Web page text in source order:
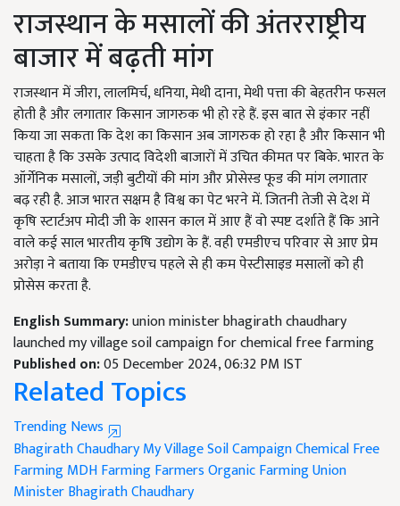
राजस्थान के मसालों की अंतरराष्ट्रीय
बाजार में बढ़ती मांग
राजस्थान में जीरा, लालमिर्च, धनिया, मेथी दाना, मेथी पत्ता की बेहतरीन फसल
होती है और लगातार किसान जागरुक भी हो रहे हैं. इस बात से इंकार नहीं
किया जा सकता कि देश का किसान अब जागरुक हो रहा है और किसान भी
चाहता है कि उसके उत्पाद विदेशी बाजारों में उचित कीमत पर बिके. भारत के
ऑर्गेनिक मसालों, जड़ी बुटीयों की मांग और प्रोसेस्ड फूड की मांग लगातार
बढ़ रही है. आज भारत सक्षम है विश्व का पेट भरने में. जितनी तेजी से देश में
कृषि स्टार्टअप मोदी जी के शासन काल में आए हैं वो स्पष्ट दर्शाते हैं कि आने
वाले कई साल भारतीय कृषि उद्योग के हैं. वही एमडीएच परिवार से आए प्रेम
अरोड़ा ने बताया कि एमडीएच पहले से ही कम पेस्टीसाइड मसालों को ही
प्रोसेस करता है.
English Summary:union minister bhagirath chaudhary
launched my village soil campaign for chemical free farming
Published on:05 December 2024, 06:32 PM IST
Related Topics
Trending News
Bhagirath ChaudharyMy Village Soil CampaignChemical Free
FarmingMDHFarmingFarmersOrganic FarmingUnion
Minister Bhagirath Chaudhary